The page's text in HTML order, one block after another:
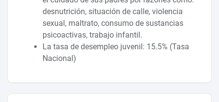
desnutrición, situación de calle, violencia
sexual, maltrato, consumo de sustancias
psicoactivas, trabajo infantil.
La tasa de desempleo juvenil: 15.5% (Tasa
Nacional)